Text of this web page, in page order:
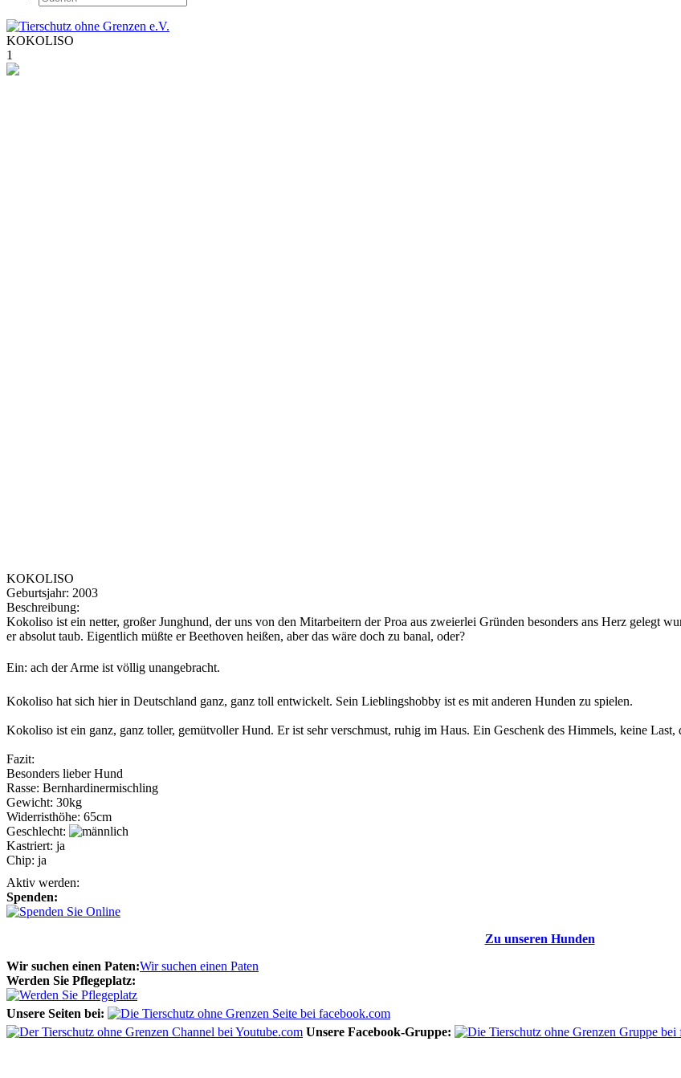
KOKOLISO
1
KOKOLISO
Geburtsjahr: 2003
Beschreibung:
Kokoliso ist ein netter, großer Junghund, der uns von den Mitarbeitern der Proa aus zweierlei Gründen besonders ans Herz gelegt
er absolut taub. Eigentlich müßte er Beethoven heißen, aber das wäre doch zu banal, oder?
Ein: ach der Arme ist völlig unangebracht.
Kokoliso hat sich hier in Deutschland ganz, ganz toll entwickelt. Sein Lieblingshobby ist es mit anderen Hunden zu spielen.
Kokoliso ist ein ganz, ganz toller, gemütvoller Hund. Er ist sehr verschmust, ruhig im Haus. Ein Geschenk des Himmels, keine Last,
Fazit:
Besonders lieber Hund
Rasse: Bernhardinermischling
Gewicht: 30kg
Widerristhöhe: 65cm
Geschlecht:
Kastriert: ja
Chip: ja
Aktiv werden:
Spenden:
Zu unseren Hunden
Wir suchen einen Paten:Wir suchen einen Paten
Werden Sie Pflegeplatz:
Unsere Seiten bei:
Unsere Facebook-Gruppe: